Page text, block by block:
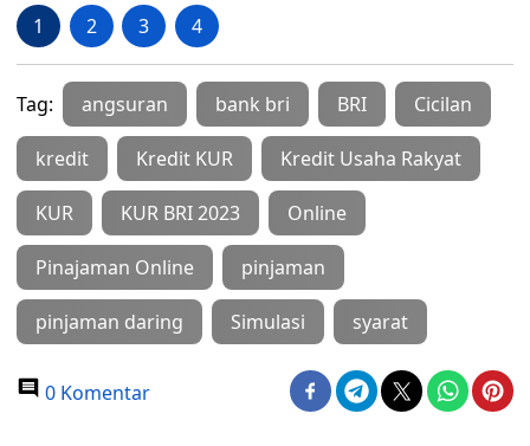
1 2 3 4
Tag: angsuran bank bri BRI Cicilan
kredit Kredit KUR Kredit Usaha Rakyat
KUR KUR BRI 2023 Online
Pinajaman Online pinjaman
pinjaman daring Simulasi syarat
0 Komentar